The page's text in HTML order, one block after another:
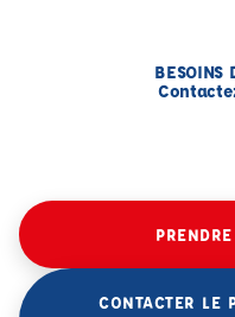
BESOINS
CONTACTER LE